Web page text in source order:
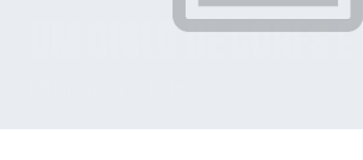
UM CICLO DE CORES E